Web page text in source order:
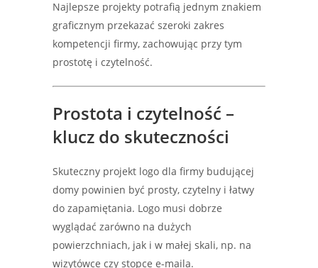
Najlepsze projekty potrafią jednym znakiem
graficznym przekazać szeroki zakres
kompetencji firmy, zachowując przy tym
prostotę i czytelność.
Prostota i czytelność –
klucz do skuteczności
Skuteczny projekt logo dla firmy budującej
domy powinien być prosty, czytelny i łatwy
do zapamiętania. Logo musi dobrze
wyglądać zarówno na dużych
powierzchniach, jak i w małej skali, np. na
wizytówce czy stopce e-maila.